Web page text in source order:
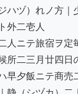
ハヅ）れノ方｜
外二壱人
人ニテ旅宿ヲ定
所二三月廿四日
早夕飯ニテ商売